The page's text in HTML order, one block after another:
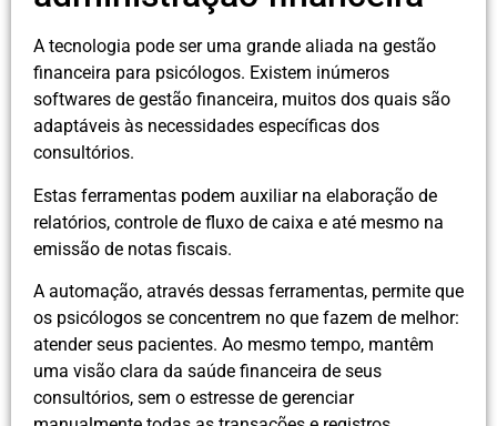
A tecnologia pode ser uma grande aliada na gestão
financeira para psicólogos. Existem inúmeros
softwares de gestão financeira, muitos dos quais são
adaptáveis às necessidades específicas dos
consultórios.
Estas ferramentas podem auxiliar na elaboração de
relatórios, controle de fluxo de caixa e até mesmo na
emissão de notas fiscais.
A automação, através dessas ferramentas, permite que
os psicólogos se concentrem no que fazem de melhor:
atender seus pacientes. Ao mesmo tempo, mantêm
uma visão clara da saúde financeira de seus
consultórios, sem o estresse de gerenciar